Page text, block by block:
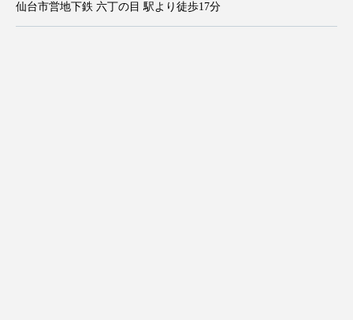
仙台市営地下鉄 六丁の目 駅より徒歩17分